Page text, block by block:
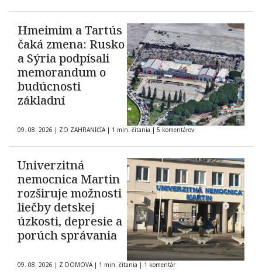
Hmeimim a Tartús
čaká zmena: Rusko
a Sýria podpísali
memorandum o
budúcnosti
základní
09. 08. 2026 | ZO ZAHRANIČIA | 1 min. čítania | 5 komentárov
Univerzitná
nemocnica Martin
rozširuje možnosti
liečby detskej
úzkosti, depresie a
porúch správania
09. 08. 2026 | Z DOMOVA | 1 min. čítania | 1 komentár